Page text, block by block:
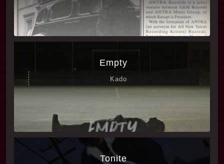
فیلم
“Nobody 2” علاوه بر آهنگساز اصلی دامینیک لوئیس،
به هنرمندان مختلف اجازه داده تا آثارشان در فضای
(José James)، Des Rocs، و دیگر خوانندگان معاصر
که سبک‌های پاپ، راک و جاز را اجرا می‌کنند، در این
2» فقط به موسیقی پس‌زمینه محدود نشود و هر
قطعه بتواند جایگاهی مستقل برای گوش دادن داشته
Empty
Kado
Tonite